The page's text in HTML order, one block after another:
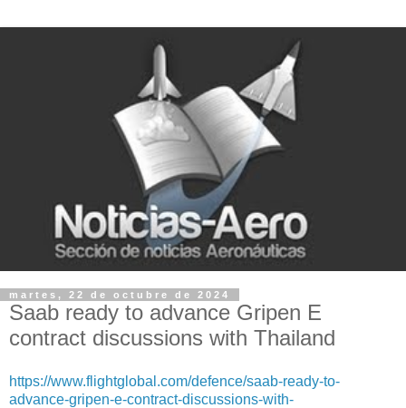
martes, 22 de octubre de 2024
Saab ready to advance Gripen E
contract discussions with Thailand
https://www.flightglobal.com/defence/saab-ready-to-
advance-gripen-e-contract-discussions-with-